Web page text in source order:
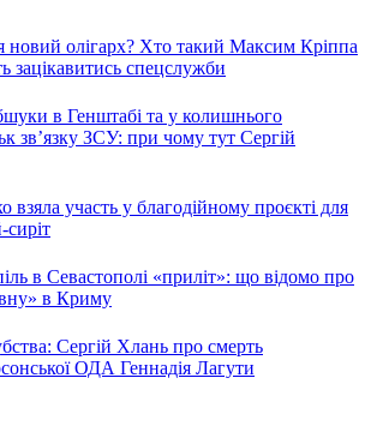
новий олігарх? Хто такий Максим Кріппа
зацікавитись спецслужби
в Генштабі та у колишнього
зв’язку ЗСУ: при чому тут Сергій
взяла участь у благодійному проєкті для
сиріт
в Севастополі «приліт»: що відомо про
в Криму
Сергій Хлань про смерть
ОДА Геннадія Лагути